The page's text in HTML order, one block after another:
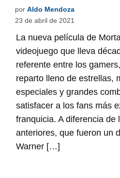
por Aldo Mendoza
23 de abril de 2021
La nueva película de
videojuego que lleva
referente entre los
reparto lleno de estrellas,
especiales y grandes
satisfacer a los fans más
franquicia. A diferencia de
anteriores, que fueron un
Warner […]